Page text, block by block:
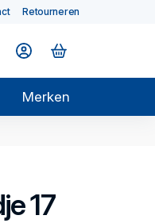
Retourneren
Merken
17